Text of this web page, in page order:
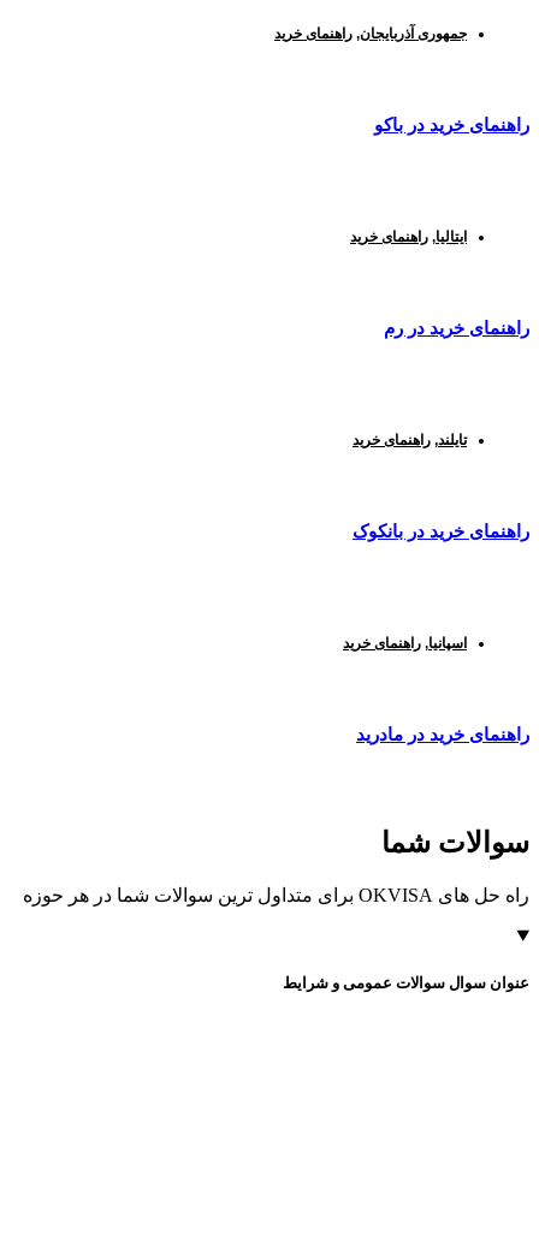
جمهوری آذربایجان, راهنمای خرید
راهنمای خرید در باکو
ایتالیا, راهنمای خرید
راهنمای خرید در رم
تایلند, راهنمای خرید
راهنمای خرید در بانکوک
اسپانیا, راهنمای خرید
راهنمای خرید در مادرید
سوالات شما
راه حل های OKVISA برای متداول ترین سوالات شما در هر حوزه
عنوان سوال سوالات عمومی و شرایط